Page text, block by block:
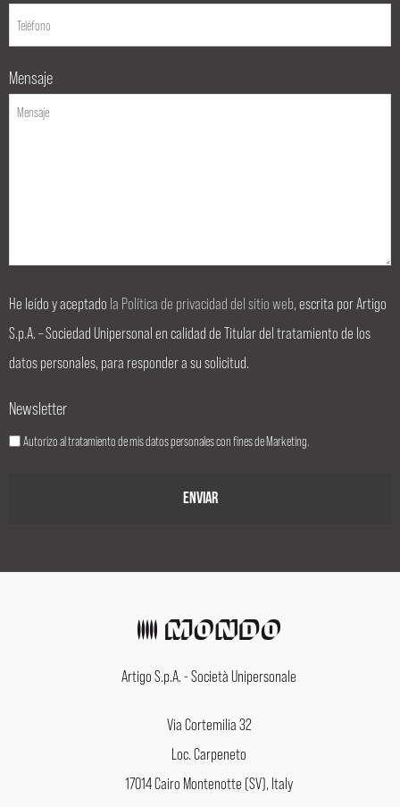
Mensaje
He leído y aceptado la Política de privacidad del sitio web, escrita por Artigo
S.p.A. – Sociedad Unipersonal en calidad de Titular del tratamiento de los
datos personales, para responder a su solicitud.
Newsletter
Autorizo al tratamiento de mis datos personales con fines de Marketing.
Artigo S.p.A. - Società Unipersonale
Via Cortemilia 32
Loc. Carpeneto
17014 Cairo Montenotte (SV), Italy